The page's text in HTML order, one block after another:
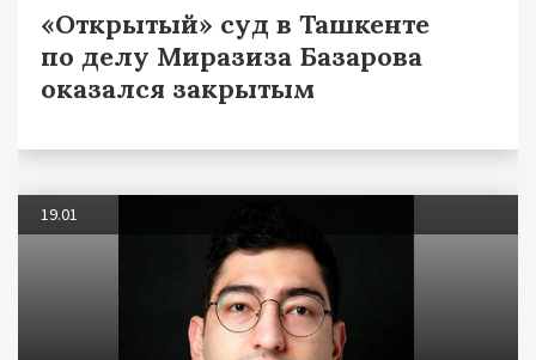
«Открытый» суд в Ташкенте
по делу Миразиза Базарова
оказался закрытым
19.01